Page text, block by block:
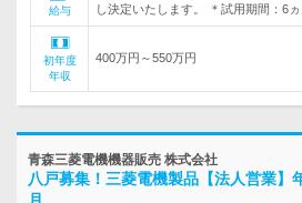
給与
し決定いたします。 ＊試用期間：6
初年度
年収
400万円～550万円
青森三菱電機機器販売 株式会社
八戸募集！三菱電機製品【法人営業】
月